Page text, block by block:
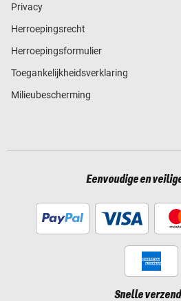
Privacy
Herroepingsrecht
Herroepingsformulier
Toegankelijkheidsverklaring
Milieubescherming
Eenvoudige en
Snelle